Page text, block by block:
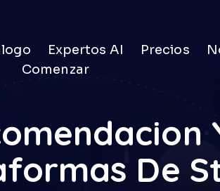
Expertos AI Precios
Comenzar
De